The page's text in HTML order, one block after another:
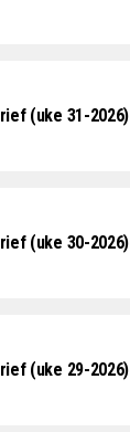
(uke 31-2026)
(uke 30-2026)
(uke 29-2026)